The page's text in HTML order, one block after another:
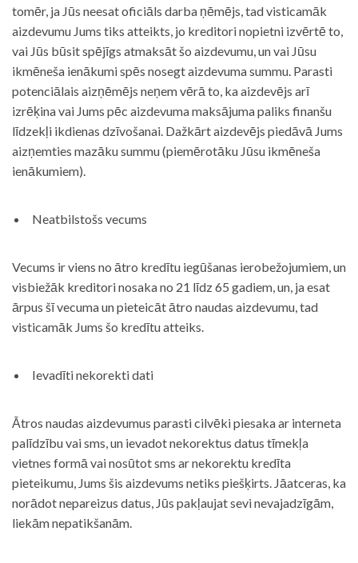
tomēr, ja Jūs neesat oficiāls darba ņēmējs, tad visticamāk
aizdevumu Jums tiks atteikts, jo kreditori nopietni izvērtē to,
vai Jūs būsit spējīgs atmaksāt šo aizdevumu, un vai Jūsu
ikmēneša ienākumi spēs nosegt aizdevuma summu. Parasti
potenciālais aizņēmējs neņem vērā to, ka aizdevējs arī
izrēķina vai Jums pēc aizdevuma maksājuma paliks finanšu
līdzekļi ikdienas dzīvošanai. Dažkārt aizdevējs piedāvā Jums
aizņemties mazāku summu (piemērotāku Jūsu ikmēneša
ienākumiem).
Neatbilstošs vecums
Vecums ir viens no ātro kredītu iegūšanas ierobežojumiem, un
visbiežāk kreditori nosaka no 21 līdz 65 gadiem, un, ja esat
ārpus šī vecuma un pieteicāt ātro naudas aizdevumu, tad
visticamāk Jums šo kredītu atteiks.
Ievadīti nekorekti dati
Ātros naudas aizdevumus parasti cilvēki piesaka ar interneta
palīdzību vai sms, un ievadot nekorektus datus tīmekļa
vietnes formā vai nosūtot sms ar nekorektu kredīta
pieteikumu, Jums šis aizdevums netiks piešķirts. Jāatceras, ka
norādot nepareizus datus, Jūs pakļaujat sevi nevajadzīgām,
liekām nepatikšanām.